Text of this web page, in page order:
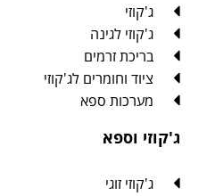
ג'קוזי
ג'קוזי לגינה
בריכת זרמים
ציוד וחומרים לג'קוזי
מערכות ספא
ג'קוזי וספא
ג'קוזי זוגי